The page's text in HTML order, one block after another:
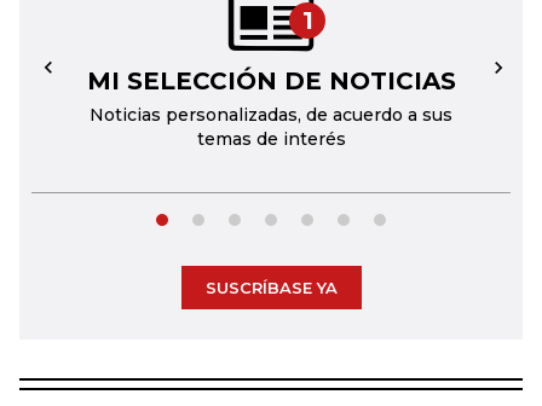
1
MI SELECCIÓN DE NOTICIAS
Noticias personalizadas, de acuerdo a sus
temas de interés
← →
SUSCRÍBASE YA